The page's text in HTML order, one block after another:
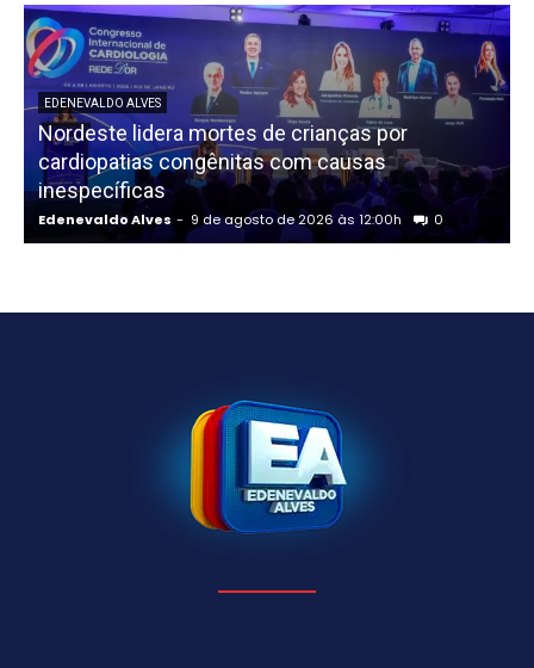
EDENEVALDO ALVES
Nordeste lidera mortes de crianças por
cardiopatias congênitas com causas
inespecíficas
Edenevaldo Alves - 9 de agosto de 2026 às 12:00h 0